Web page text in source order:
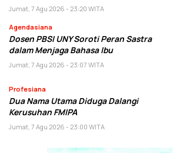
Jumat, 7 Agu 2026 - 23:20 WITA
Agendasiana
Dosen PBSI UNY Soroti Peran Sastra
dalam Menjaga Bahasa Ibu
Jumat, 7 Agu 2026 - 23:07 WITA
Profesiana
Dua Nama Utama Diduga Dalangi
Kerusuhan FMIPA
Jumat, 7 Agu 2026 - 23:00 WITA